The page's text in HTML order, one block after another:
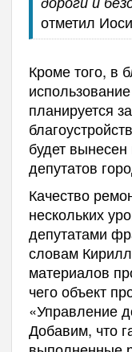
отметил
Кроме того, в
планируется
будет
депутатов
Качество
нескольких
депутатами
словам
материалов
чего объект
«Управление
Добавим, что